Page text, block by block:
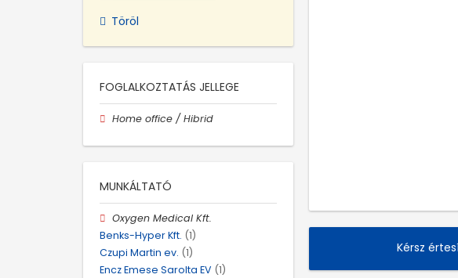
Kérsz
Töröl
FOGLALKOZTATÁS JELLEGE
Home office / Hibrid
MUNKÁLTATÓ
Oxygen Medical Kft.
Benks-Hyper Kft. (1)
Czupi Martin ev. (1)
Encz Emese Sarolta EV (1)